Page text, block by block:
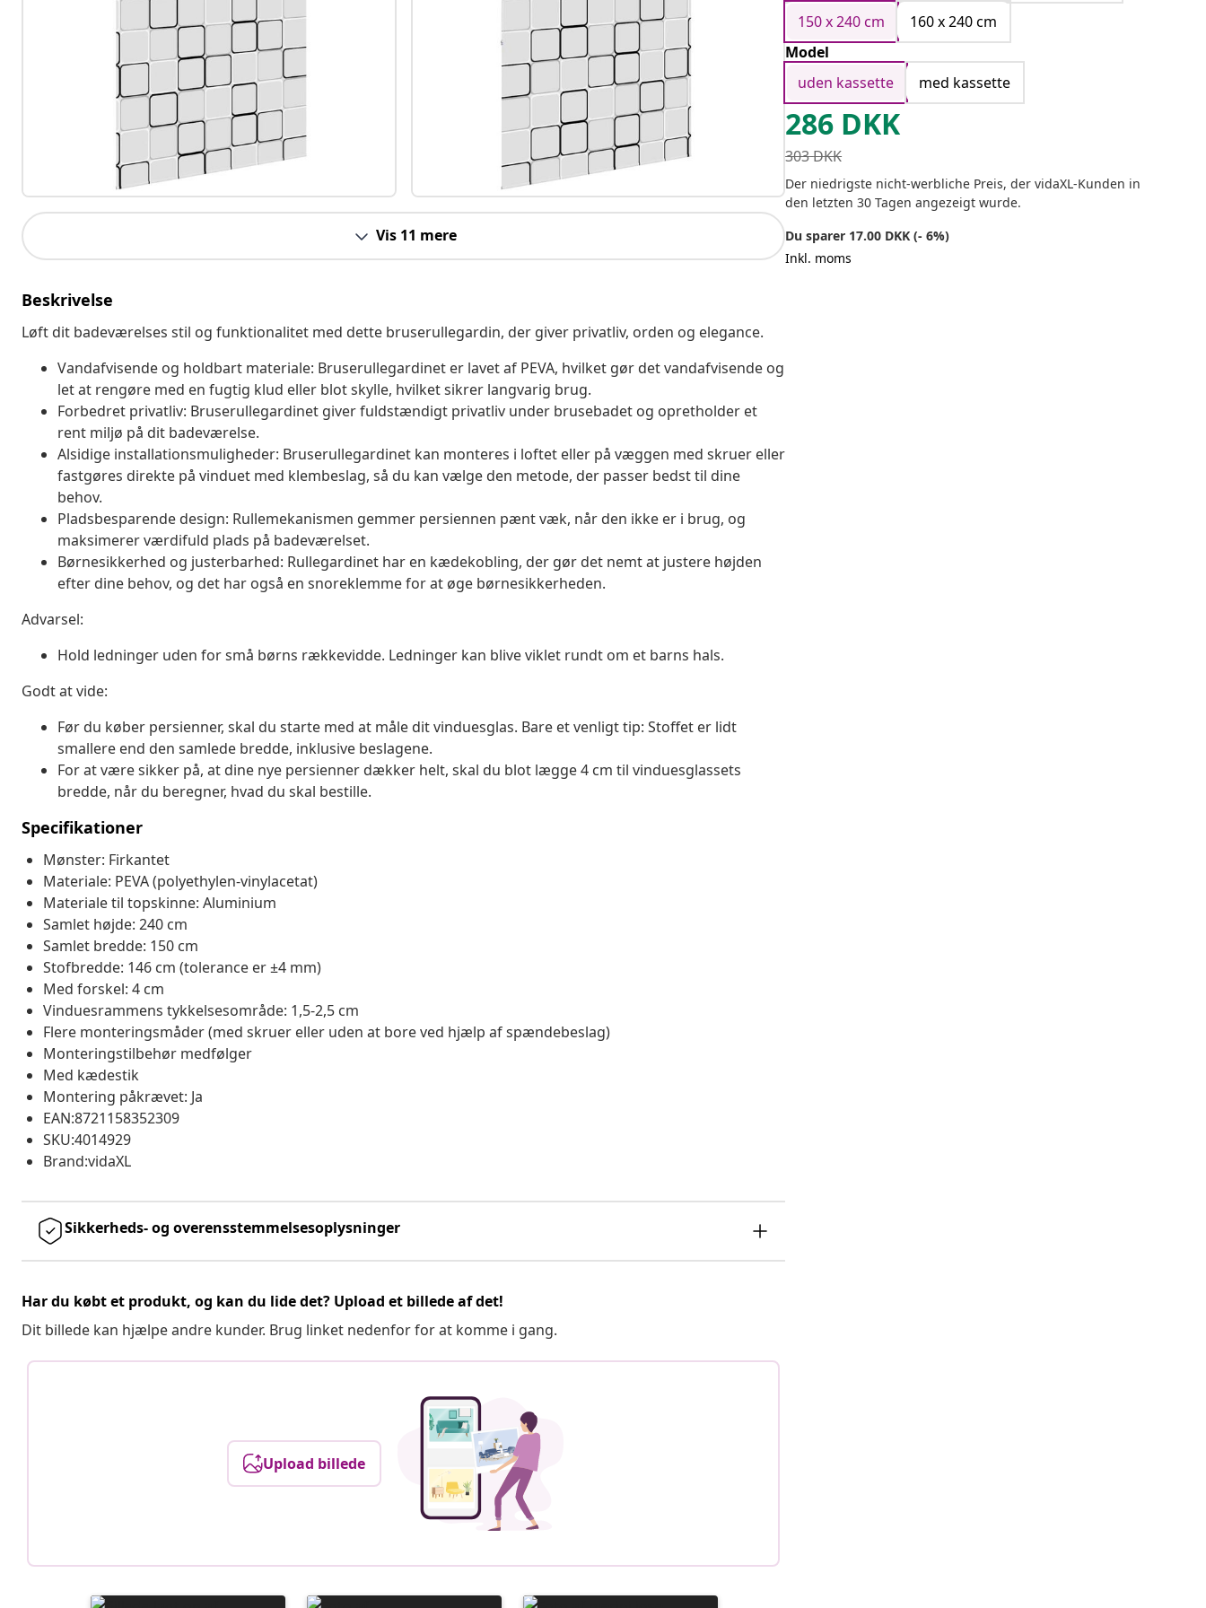
Vis 11 mere
Beskrivelse
Løft dit badeværelses stil og funktionalitet med dette bruserullegardin, der giver privatliv, orden og elegance.
Vandafvisende og holdbart materiale: Bruserullegardinet er lavet af PEVA, hvilket gør det vandafvisende og
let at rengøre med en fugtig klud eller blot skylle, hvilket sikrer langvarig brug.
Forbedret privatliv: Bruserullegardinet giver fuldstændigt privatliv under brusebadet og opretholder et
rent miljø på dit badeværelse.
Alsidige installationsmuligheder: Bruserullegardinet kan monteres i loftet eller på væggen med skruer eller
fastgøres direkte på vinduet med klembeslag, så du kan vælge den metode, der passer bedst til dine
behov.
Pladsbesparende design: Rullemekanismen gemmer persiennen pænt væk, når den ikke er i brug, og
maksimerer værdifuld plads på badeværelset.
Børnesikkerhed og justerbarhed: Rullegardinet har en kædekobling, der gør det nemt at justere højden
efter dine behov, og det har også en snoreklemme for at øge børnesikkerheden.
Advarsel:
Hold ledninger uden for små børns rækkevidde. Ledninger kan blive viklet rundt om et barns hals.
Godt at vide:
Før du køber persienner, skal du starte med at måle dit vinduesglas. Bare et venligt tip: Stoffet er lidt
smallere end den samlede bredde, inklusive beslagene.
For at være sikker på, at dine nye persienner dækker helt, skal du blot lægge 4 cm til vinduesglassets
bredde, når du beregner, hvad du skal bestille.
Specifikationer
Mønster: Firkantet
Materiale: PEVA (polyethylen-vinylacetat)
Materiale til topskinne: Aluminium
Samlet højde: 240 cm
Samlet bredde: 150 cm
Stofbredde: 146 cm (tolerance er ±4 mm)
Med forskel: 4 cm
Vinduesrammens tykkelsesområde: 1,5-2,5 cm
Flere monteringsmåder (med skruer eller uden at bore ved hjælp af spændebeslag)
Monteringstilbehør medfølger
Med kædestik
Montering påkrævet: Ja
EAN:8721158352309
SKU:4014929
Brand:vidaXL
Sikkerheds- og overensstemmelsesoplysninger
Har du købt et produkt, og kan du lide det? Upload et billede af det!
Dit billede kan hjælpe andre kunder. Brug linket nedenfor for at komme i gang.
Upload billede
150 x 240 cm
160 x 240 cm
Model
uden kassette
med kassette
286 DKK
303DKK
Der niedrigste nicht-werbliche Preis, der vidaXL-Kunden in
den letzten 30 Tagen angezeigt wurde.
Du sparer 17.00 DKK (- 6%)
Inkl. moms